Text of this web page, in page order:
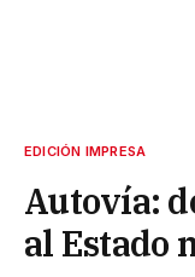
EDICIÓN IMPRESA
Autovía:
al Estado